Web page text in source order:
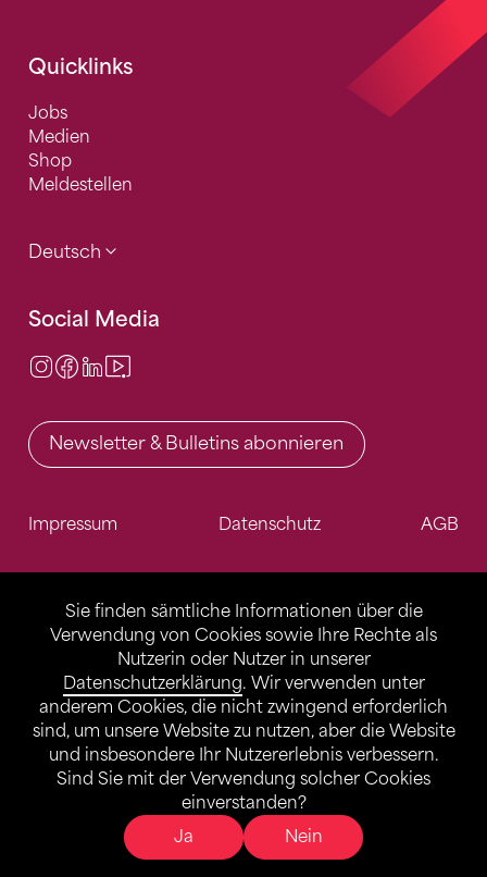
Sie finden sämtliche Informationen über die
Verwendung von Cookies sowie Ihre Rechte als
Nutzerin oder Nutzer in unserer
Datenschutzerklärung. Wir verwenden unter
anderem Cookies, die nicht zwingend erforderlich
sind, um unsere Website zu nutzen, aber die Website
und insbesondere Ihr Nutzererlebnis verbessern.
Sind Sie mit der Verwendung solcher Cookies
einverstanden?
Ja
Nein
Quicklinks
Jobs
Medien
Shop
Meldestellen
Deutsch
Social Media
Instagram
Facebook
LinkedIn
Newsletter & Bulletins abonnieren
Impressum Datenschutz AGB